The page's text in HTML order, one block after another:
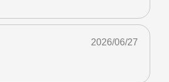
2026/06/27